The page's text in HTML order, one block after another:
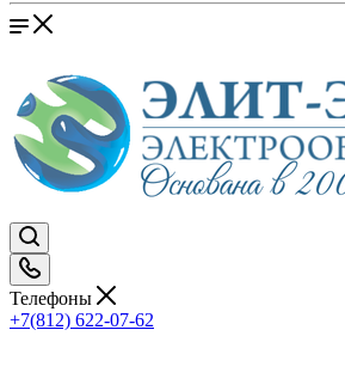
Телефоны
+7(812) 622-07-62